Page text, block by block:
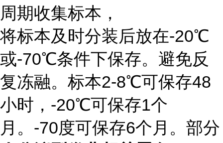
周期收集标本，
将标本及时分装后放在-20℃
或-70℃条件下保存。避免反
复冻融。标本2-8℃可保存48
小时，-20℃可保存1个
月。-70度可保存6个月。部分